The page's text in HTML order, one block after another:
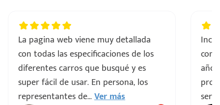
La pagina web viene muy detallada
con todas las especificaciones de los
diferentes carros que busqué y es
super fácil de usar. En persona, los
representantes de...Ver más